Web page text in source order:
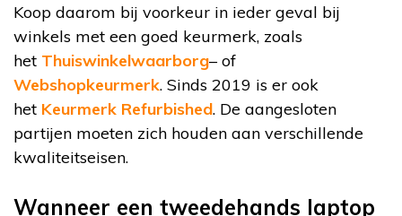
Koop daarom bij voorkeur in ieder geval bij
winkels met een goed keurmerk, zoals
het Thuiswinkelwaarborg– of
Webshopkeurmerk. Sinds 2019 is er ook
het Keurmerk Refurbished. De aangesloten
partijen moeten zich houden aan verschillende
kwaliteitseisen.
Wanneer een tweedehands laptop